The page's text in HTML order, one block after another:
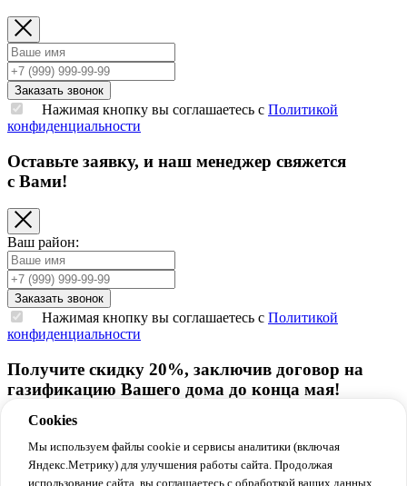
Нажимая кнопку вы соглашаетесь с Политикой
конфиденциальности
Оставьте заявку, и наш менеджер свяжется
с Вами!
Ваш район:
Нажимая кнопку вы соглашаетесь с Политикой
конфиденциальности
Получите скидку 20%, заключив договор на
газификацию Вашего дома до конца мая!
Cookies
Мы используем файлы cookie и сервисы аналитики (включая
Яндекс.Метрику) для улучшения работы сайта. Продолжая
использование сайта, вы соглашаетесь с обработкой ваших данных